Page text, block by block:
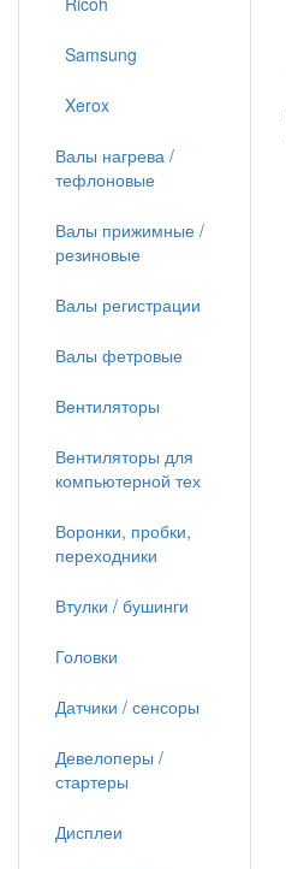
Samsung
Xerox
Валы нагрева /
тефлоновые
Валы прижимные /
резиновые
Валы регистрации
Валы фетровые
Вентиляторы
Вентиляторы для
компьютерной тех
Воронки, пробки,
переходники
Втулки / бушинги
Головки
Датчики / сенсоры
Девелоперы /
стартеры
Дисплеи